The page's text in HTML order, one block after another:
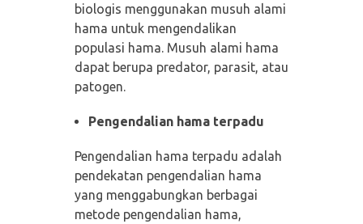
biologis menggunakan musuh alami
hama untuk mengendalikan
populasi hama. Musuh alami hama
dapat berupa predator, parasit, atau
patogen.
Pengendalian hama terpadu
Pengendalian hama terpadu adalah
pendekatan pengendalian hama
yang menggabungkan berbagai
metode pengendalian hama,